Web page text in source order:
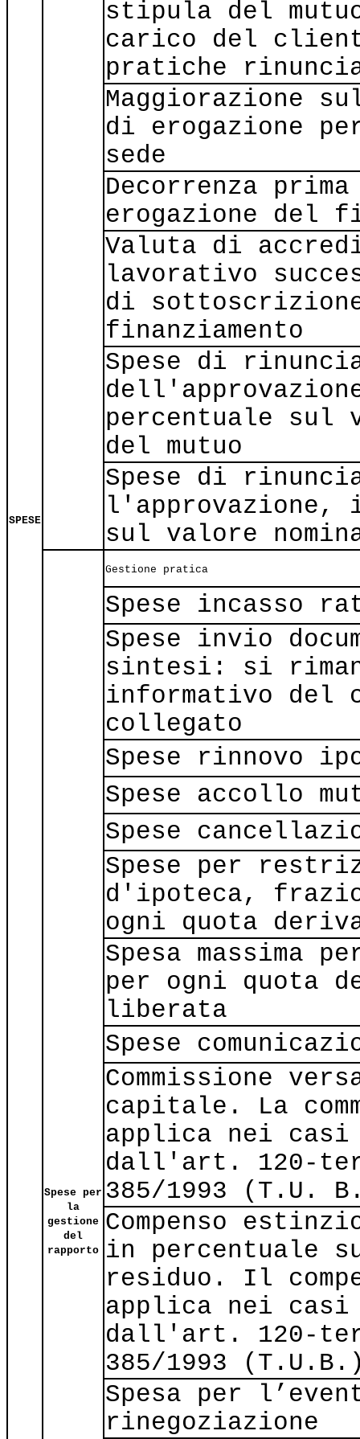
SPESE
stipula del
carico del
pratiche
Maggiorazione
di erogazione
sede
Decorrenza
erogazione del
Valuta di
lavorativo
di
finanziamento
Spese di
percentuale sul
del mutuo
Spese di
l'approvazione,
sul valore
Spese per
la
gestione
del
rapporto
Gestione pratica
Spese incasso
Spese invio
sintesi: si
informativo del
collegato
Spese rinnovo
Spese accollo
Spese
Spese per
d'ipoteca,
ogni quota
Spesa massima
per ogni quota
liberata
Spese
Commissione
capitale. La
applica nei
dall'art. 120-
385/1993 (T.U.
Compenso
in percentuale
residuo. Il
applica nei
dall'art. 120-
385/1993
Spesa per
rinegoziazione